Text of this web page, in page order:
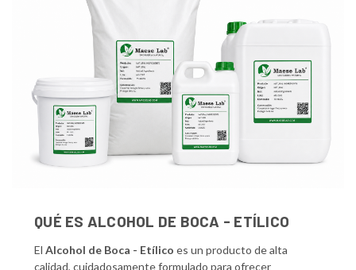
QUÉ ES ALCOHOL DE BOCA - ETÍLICO
El Alcohol de Boca - Etílico es un producto de alta
calidad, cuidadosamente formulado para ofrecer